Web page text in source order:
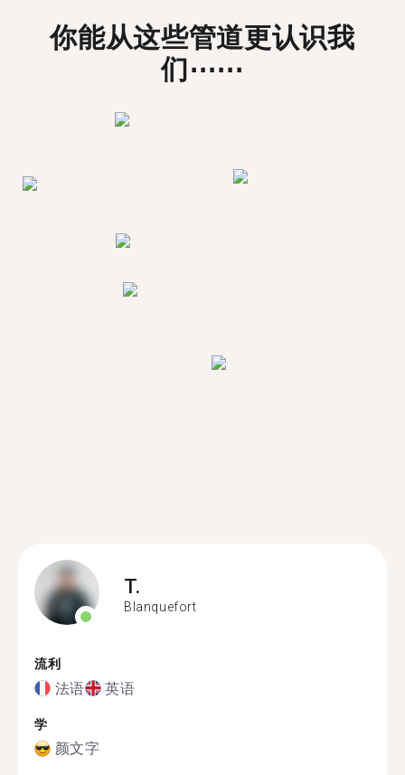
你能从这些管道更认识我
们⋯⋯
T.
Blanquefort
流利
法语 英语
学
颜文字